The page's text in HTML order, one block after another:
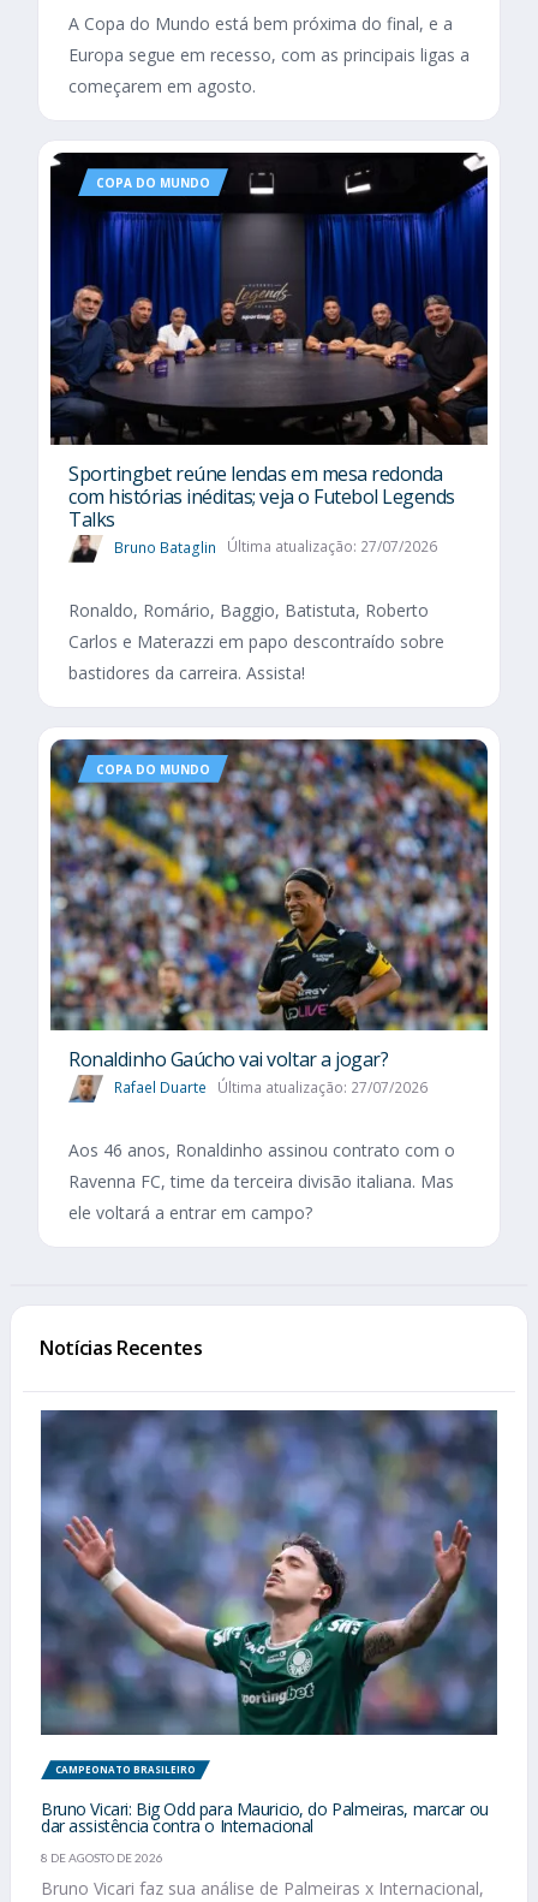
A Copa do Mundo está bem próxima do final, e a
Europa segue em recesso, com as principais ligas a
começarem em agosto.
COPA DO MUNDO
Sportingbet reúne lendas em mesa redonda
com histórias inéditas; veja o Futebol Legends
Talks
Bruno Bataglin Última atualização: 27/07/2026
Ronaldo, Romário, Baggio, Batistuta, Roberto
Carlos e Materazzi em papo descontraído sobre
bastidores da carreira. Assista!
COPA DO MUNDO
Ronaldinho Gaúcho vai voltar a jogar?
Rafael Duarte Última atualização: 27/07/2026
Aos 46 anos, Ronaldinho assinou contrato com o
Ravenna FC, time da terceira divisão italiana. Mas
ele voltará a entrar em campo?
Notícias Recentes
CAMPEONATO BRASILEIRO
Bruno Vicari: Big Odd para Mauricio, do Palmeiras, marcar ou
dar assistência contra o Internacional
8 DE AGOSTO DE 2026
Bruno Vicari faz sua análise de Palmeiras x Internacional,